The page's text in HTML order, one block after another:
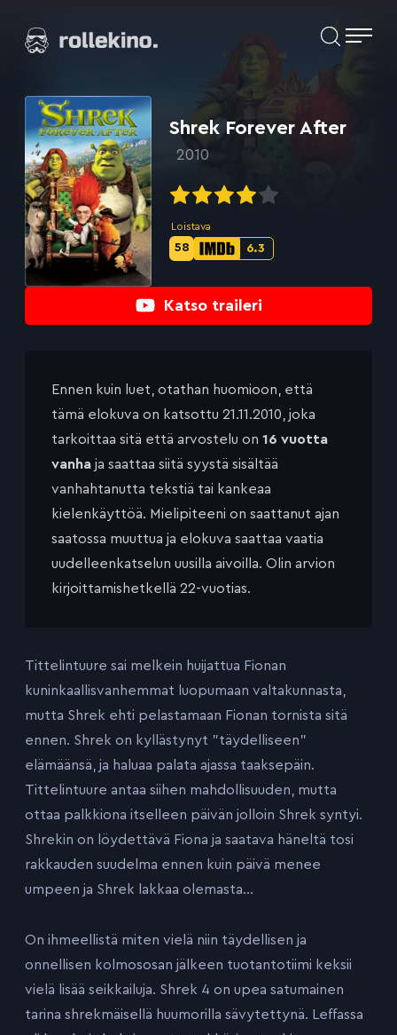
suoraan
Elokuvat ja elokuva-arviot | Rollekino.fi
jälkeen.
Katso traileri
Shrek Forever After
2010
Loistava
IMDb-
6.3
Metascore-
58
Ennen kuin luet, otathan huomioon, että
tämä elokuva on katsottu 21.11.2010, joka
tarkoittaa sitä että arvostelu on 16 vuotta
vanha ja saattaa siitä syystä sisältää
vanhahtanutta tekstiä tai kankeaa
kielenkäyttöä. Mielipiteeni on saattanut ajan
saatossa muuttua ja elokuva saattaa vaatia
uudelleenkatselun uusilla aivoilla. Olin arvion
kirjoittamishetkellä 22-vuotias.
Tittelintuure sai melkein huijattua Fionan
kuninkaallisvanhemmat luopumaan valtakunnasta,
mutta Shrek ehti pelastamaan Fionan tornista sitä
ennen. Shrek on kyllästynyt ”täydelliseen”
elämäänsä, ja haluaa palata ajassa taaksepäin.
Tittelintuure antaa siihen mahdollisuuden, mutta
ottaa palkkiona itselleen päivän jolloin Shrek syntyi.
Shrekin on löydettävä Fiona ja saatava häneltä tosi
rakkauden suudelma ennen kuin päivä menee
umpeen ja Shrek lakkaa olemasta…
On ihmeellistä miten vielä niin täydellisen ja
onnellisen kolmososan jälkeen tuotantotiimi keksii
vielä lisää seikkailuja. Shrek 4 on upea satumainen
tarina shrekmäisellä huumorilla sävytettynä. Leffassa